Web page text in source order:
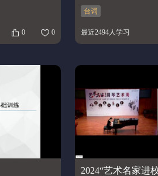
0 0
台词
最近2494人学习
2024“艺术名家进